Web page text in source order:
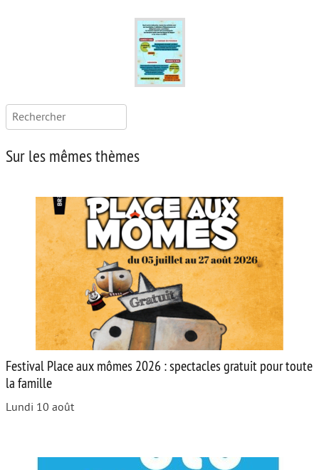
Rechercher :
Sur les mêmes thèmes
Festival Place aux mômes 2026 : spectacles gratuit pour toute
la famille
Lundi 10 août